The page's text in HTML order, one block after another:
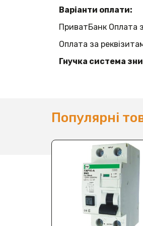
Варіанти оплати:
ПриватБанк Оплата
Оплата за
Гнучка система
Популярні